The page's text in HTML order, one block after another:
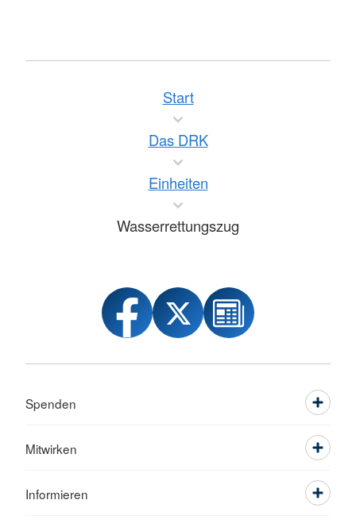
Start
Das DRK
Einheiten
Wasserrettungszug
Spenden
Mitwirken
Informieren